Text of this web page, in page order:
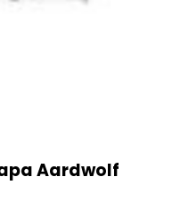
Aardwolf